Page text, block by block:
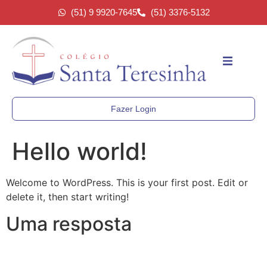
(51) 9 9920-7645 (51) 3376-5132
Fazer Login
Hello world!
Welcome to WordPress. This is your first post. Edit or
delete it, then start writing!
Uma resposta